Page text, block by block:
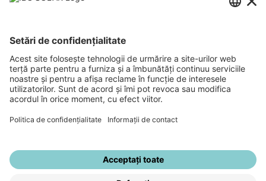
Have sun!